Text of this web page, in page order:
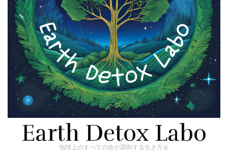
Earth Detox Labo
地球上のすべての命が調和する生き方を